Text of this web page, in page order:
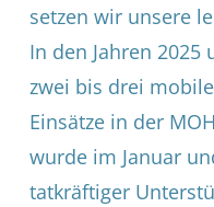
setzen wir unsere
In den Jahren
zwei bis drei
Einsätze in der
wurde im Januar
tatkräftiger